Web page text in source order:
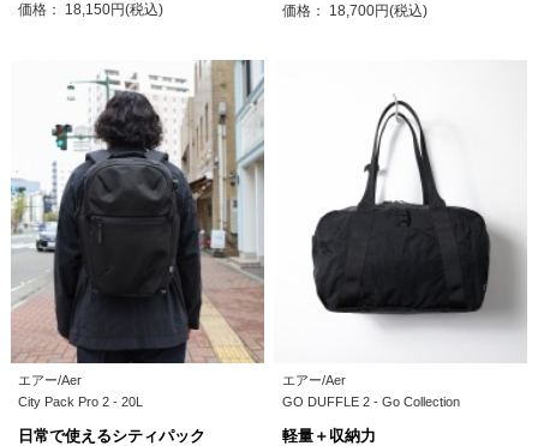
価格： 18,150円(税込) 価格： 18,700円(税込)
エアー/Aer
City Pack Pro 2 - 20L
日常で使えるシティパック
エアー/Aer
GO DUFFLE 2 - Go Collection
軽量＋収納力